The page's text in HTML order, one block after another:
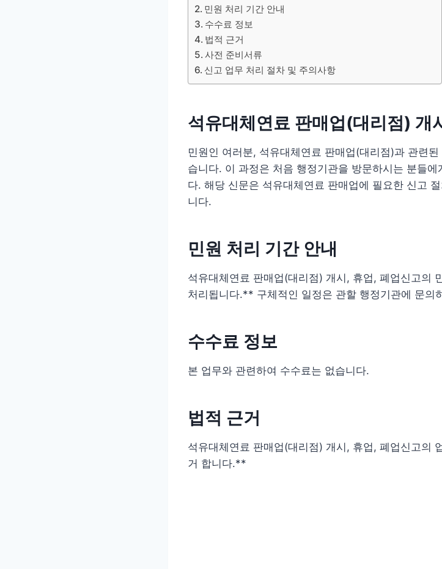
민원 처리 기간 안내
수수료 정보
법적 근거
사전 준비서류
신고 업무 처리 절차 및 주의사항
석유대체연료 판매업(대리점) 개
민원인 여러분, 석유대체연료 판매업(대리점)과 관련
습니다. 이 과정은 처음 행정기관을 방문하시는 분들
다. 해당 신문은 석유대체연료 판매업에 필요한 신고
니다.
민원 처리 기간 안내
석유대체연료 판매업(대리점) 개시, 휴업, 폐업신고의
처리됩니다.** 구체적인 일정은 관할 행정기관에 문의
수수료 정보
본 업무와 관련하여 수수료는 없습니다.
법적 근거
석유대체연료 판매업(대리점) 개시, 휴업, 폐업신고의
거 합니다.**